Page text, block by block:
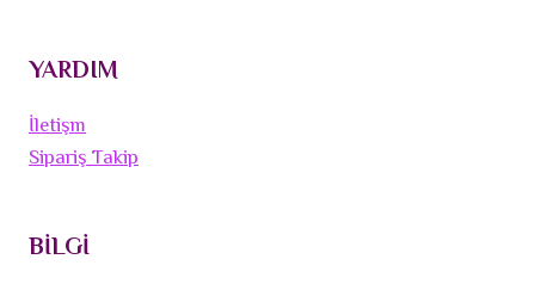
YARDIM
İletişm
Sipariş Takip
BİLGİ